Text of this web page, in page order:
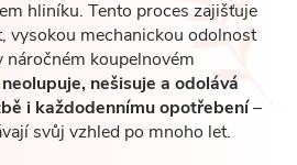
hliníku. Tento proces zajišťuje
vysokou mechanickou odolnost
náročném koupelnovém
nešisuje a odolává
i každodennímu opotřebení–
svůj vzhled po mnoho let.